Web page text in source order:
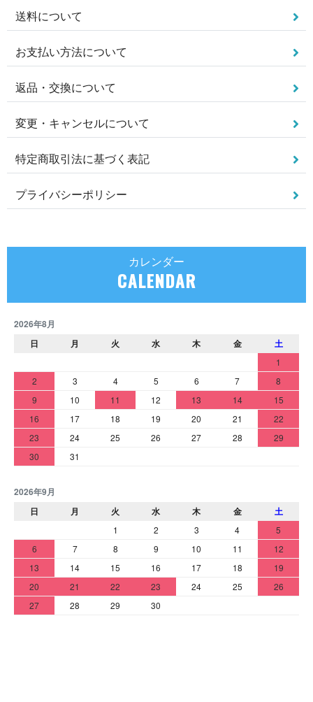
送料について
お支払い方法について
返品・交換について
変更・キャンセルについて
特定商取引法に基づく表記
プライバシーポリシー
カレンダー
CALENDAR
2026年8月
日
月 火 水 木 金 土
1
2
3 4 5 6 7
8
9
10 11 12 13 14
15
16
17 18 19 20 21
22
23
24 25 26 27 28
29
30
31
2026年9月
日
月 火 水 木 金 土
1 2 3 4
5
6
7 8 9 10 11
12
13
14 15 16 17 18
19
20
21 22 23 24 25
26
27
28 29 30